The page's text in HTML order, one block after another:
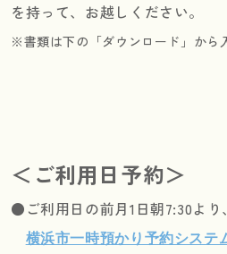
を持って、お越しください。
※書類は下の「ダウンロード」から
＜ご利用日予約＞
●ご利用日の前月1日朝7:30より、
横浜市一時預かり予約システ